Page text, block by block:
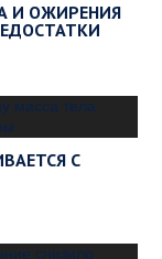
И ОЖИРЕНИЯ
С